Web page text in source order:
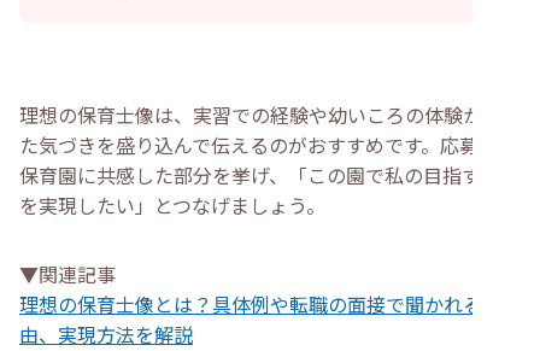
理想の保育士像は、実習での経験や幼いころの体験から得
た気づきを盛り込んで伝えるのがおすすめです。応募先の
保育園に共感した部分を挙げ、「この園で私の目指す保育
を実現したい」とつなげましょう。
▼関連記事
理想の保育士像とは？具体例や転職の面接で聞かれる理
由、実現方法を解説